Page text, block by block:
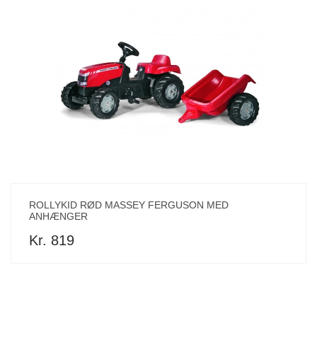
ROLLYKID RØD MASSEY FERGUSON MED
ANHÆNGER
Kr. 819